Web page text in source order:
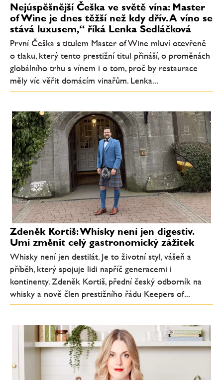
Nejúspěšnější Češka ve světě vína: Master
of Wine je dnes těžší než kdy dřív. A víno se
stává luxusem,“ říká Lenka Sedláčková
První Češka s titulem Master of Wine mluví otevřeně
o tlaku, který tento prestižní titul přináší, o proměnách
globálního trhu s vínem i o tom, proč by restaurace
měly víc věřit domácím vinařům. Lenka...
Zdeněk Kortiš: Whisky není jen digestiv.
Umí změnit celý gastronomický zážitek
Whisky není jen destilát. Je to životní styl, vášeň a
příběh, který spojuje lidi napříč generacemi i
kontinenty. Zdeněk Kortiš, přední český odborník na
whisky a nově člen prestižního řádu Keepers of...